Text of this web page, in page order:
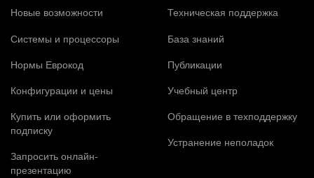
Новые возможности
Системы и процессоры
Нормы Еврокод
Конфигурации и цены
Купить или оформить
подписку
Запросить онлайн-
презентацию
Техническая поддержка
База знаний
Публикации
Учебный центр
Обращение в техподдержку
Устранение неполадок